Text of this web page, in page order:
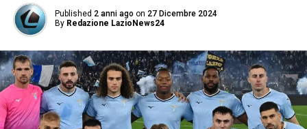
Published 2 anni ago on 27 Dicembre 2024
By Redazione LazioNews24